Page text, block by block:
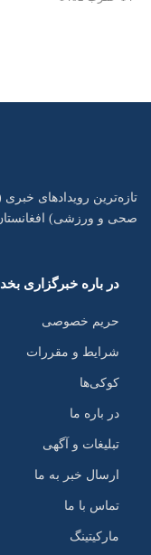
تازه‌ترین رویدادهای
صحی و ورزشی)
در باره خبرگزاری
حریم خصوصی
شرایط و مقررات
کوکی‌ها
در باره ما
تبلیغات و آگهی
ارسال خبر به ما
تماس با ما
مارکیتینگ